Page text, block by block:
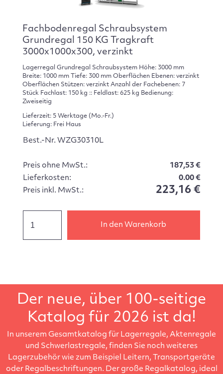
Fachbodenregal Schraubsystem
Grundregal 150 KG Tragkraft
3000x1000x300, verzinkt
Lagerregal Grundregal Schraubsystem Höhe: 3000 mm
Breite: 1000 mm Tiefe: 300 mm Oberflächen Ebenen: verzinkt
Oberflächen Stützen: verzinkt Anzahl der Fachebenen: 7
Stück Fachlast: 150 kg :: Feldlast: 625 kg Bedienung:
Zweiseitig
Lieferzeit: 5 Werktage (Mo.-Fr.)
Lieferung: Frei Haus
Best.-Nr. WZG30310L
Preis ohne MwSt.:
187,53 €
Lieferkosten:
0.00 €
Preis inkl. MwSt.:
223,16 €
In den Warenkorb
Der neue, über 100-seitige
Katalog für 2026 ist da!
In unserem Gesamtkatalog für Lagerregale, Aktenregale
und Schwerlastregale, finden Sie noch weiteres
Lagerzubehör wie zum Beispiel Leitern, Transportgeräte
oder Regalbeschriftungen. Der große Regalkatalog, ideal